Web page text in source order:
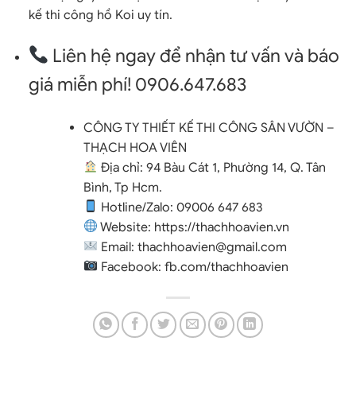
kế thi công hồ Koi uy tín.
Liên hệ ngay để nhận tư vấn và báo
giá miễn phí! 0906.647.683
CÔNG TY THIẾT KẾ THI CÔNG SÂN VƯỜN –
THẠCH HOA VIÊN
Địa chỉ: 94 Bàu Cát 1, Phường 14, Q. Tân
Bình, Tp Hcm.
Hotline/Zalo: 09006 647 683
Website: https://thachhoavien.vn
Email: thachhoavien@gmail.com
Facebook: fb.com/thachhoavien